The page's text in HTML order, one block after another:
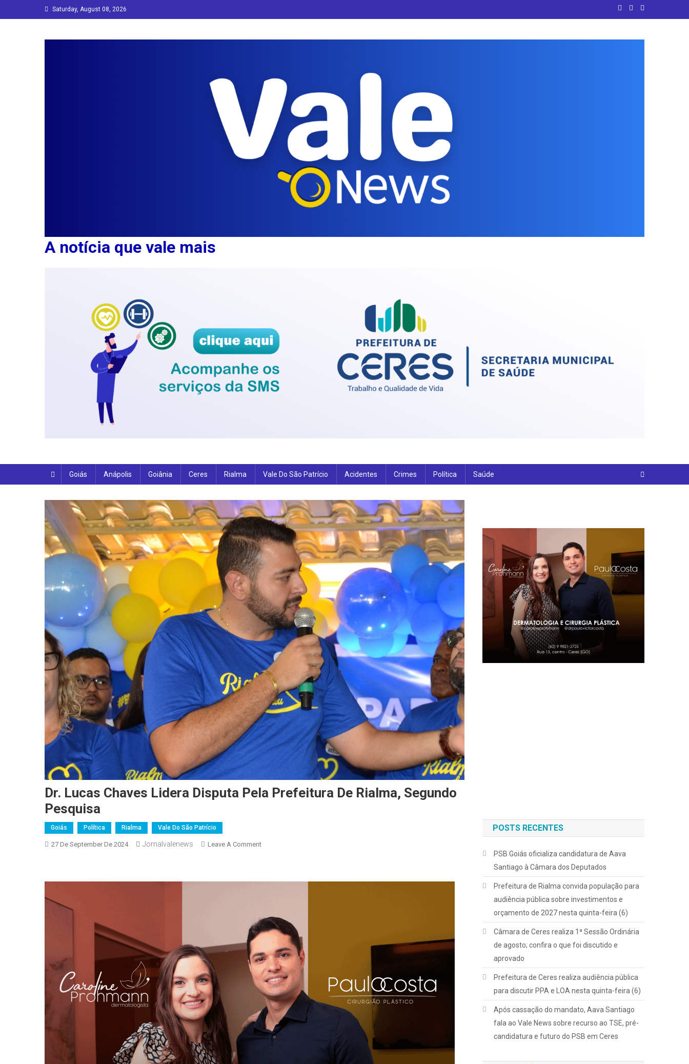
to
Saturday, August 08, 2026
A notícia que vale mais
Goiás Anápolis Goiânia Ceres Rialma Vale Do São Patrício Acidentes Crimes Política Saúde
Dr. Lucas Chaves Lidera Disputa Pela Prefeitura De Rialma, Segundo
Pesquisa
Goiás Política Rialma Vale Do São Patrício
27 De September De 2024 Jornalvalenews Leave A CommentOn
Pela
Prefeitura
De
Rialma,
Segundo
Pesquisa
POSTS RECENTES
PSB Goiás oficializa candidatura de Aava
Santiago à Câmara dos Deputados
Prefeitura de Rialma convida população para
audiência pública sobre investimentos e
orçamento de 2027 nesta quinta-feira (6)
Câmara de Ceres realiza 1ª Sessão Ordinária
de agosto; confira o que foi discutido e
aprovado
Prefeitura de Ceres realiza audiência pública
para discutir PPA e LOA nesta quinta-feira (6)
Após cassação do mandato, Aava Santiago
fala ao Vale News sobre recurso ao TSE, pré-
candidatura e futuro do PSB em Ceres